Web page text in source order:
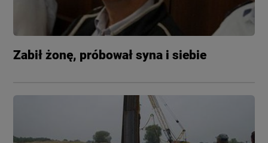
Zabił żonę, próbował syna i siebie